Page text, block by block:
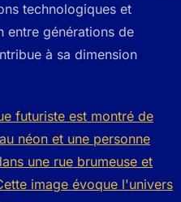
technologiques et
entre générations de
à sa dimension